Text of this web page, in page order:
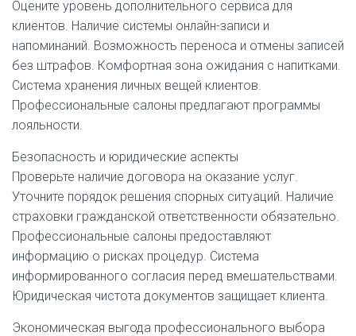
Оцените уровень дополнительного сервиса для
клиентов. Наличие системы онлайн-записи и
напоминаний. Возможность переноса и отмены записей
без штрафов. Комфортная зона ожидания с напитками.
Система хранения личных вещей клиентов.
Профессиональные салоны предлагают программы
лояльности.
Безопасность и юридические аспекты
Проверьте наличие договора на оказание услуг.
Уточните порядок решения спорных ситуаций. Наличие
страховки гражданской ответственности обязательно.
Профессиональные салоны предоставляют
информацию о рисках процедур. Система
информированного согласия перед вмешательствами.
Юридическая чистота документов защищает клиента.
Экономическая выгода профессионального выбора